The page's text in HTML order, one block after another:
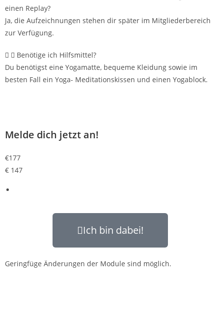
einen Replay?
Ja, die Aufzeichnungen stehen dir später im Mitgliederbereich
zur Verfügung.
Benötige ich Hilfsmittel?
Du benötigst eine Yogamatte, bequeme Kleidung sowie im
besten Fall ein Yoga- Meditationskissen und einen Yogablock.
Melde dich jetzt an!
€177
€ 147
Ich bin dabei!
Geringfüge Änderungen der Module sind möglich.